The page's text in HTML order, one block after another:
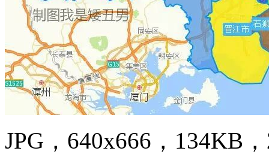
JPG，640x666，134KB